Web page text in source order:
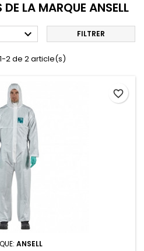
DE LA MARQUE ANSELL
 FILTRER
2 de 2 article(s)
ANSELL
favorite_border